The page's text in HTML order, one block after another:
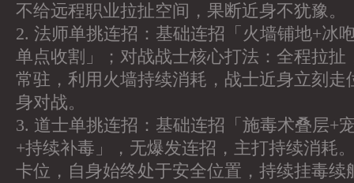
不给远程职业拉扯空间，果断近身不犹豫。
2. 法师单挑连招：基础连招「火墙铺地+冰
单点收割」；对战战士核心打法：全程拉扯
常驻，利用火墙持续消耗，战士近身立刻走
身对战。
3. 道士单挑连招：基础连招「施毒术叠层+
+持续补毒」，无爆发连招，主打持续消耗
卡位，自身始终处于安全位置，持续挂毒续